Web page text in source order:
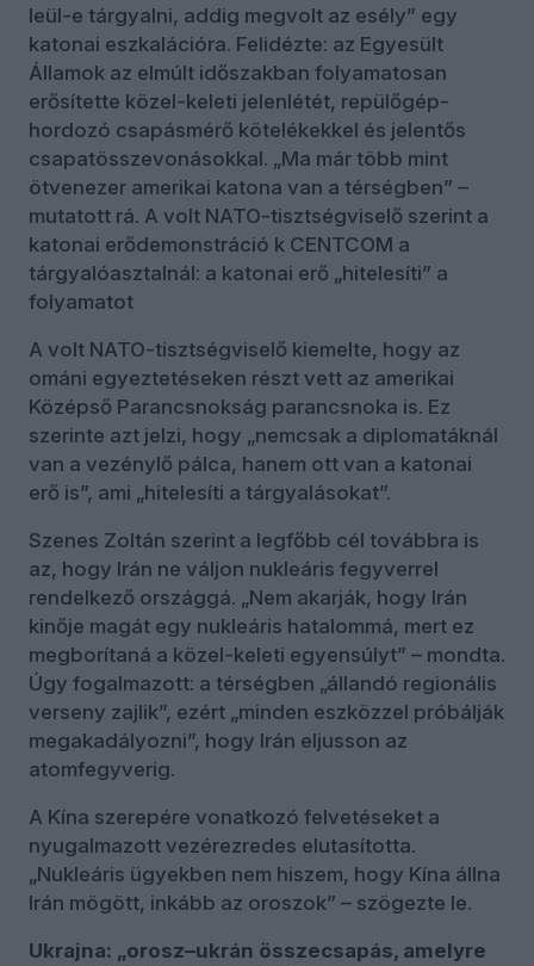
leül-e tárgyalni, addig megvolt az esély” egy
katonai eszkalációra. Felidézte: az Egyesült
Államok az elmúlt időszakban folyamatosan
erősítette közel-keleti jelenlétét, repülőgép-
hordozó csapásmérő kötelékekkel és jelentős
csapatösszevonásokkal. „Ma már több mint
ötvenezer amerikai katona van a térségben” –
mutatott rá. A volt NATO-tisztségviselő szerint a
katonai erődemonstráció k CENTCOM a
tárgyalóasztalnál: a katonai erő „hitelesíti” a
folyamatot
A volt NATO-tisztségviselő kiemelte, hogy az
ománi egyeztetéseken részt vett az amerikai
Középső Parancsnokság parancsnoka is. Ez
szerinte azt jelzi, hogy „nemcsak a diplomatáknál
van a vezénylő pálca, hanem ott van a katonai
erő is”, ami „hitelesíti a tárgyalásokat”.
Szenes Zoltán szerint a legfőbb cél továbbra is
az, hogy Irán ne váljon nukleáris fegyverrel
rendelkező országgá. „Nem akarják, hogy Irán
kinője magát egy nukleáris hatalommá, mert ez
megborítaná a közel-keleti egyensúlyt” – mondta.
Úgy fogalmazott: a térségben „állandó regionális
verseny zajlik”, ezért „minden eszközzel próbálják
megakadályozni”, hogy Irán eljusson az
atomfegyverig.
A Kína szerepére vonatkozó felvetéseket a
nyugalmazott vezérezredes elutasította.
„Nukleáris ügyekben nem hiszem, hogy Kína állna
Irán mögött, inkább az oroszok” – szögezte le.
Ukrajna: „orosz–ukrán összecsapás, amelyre